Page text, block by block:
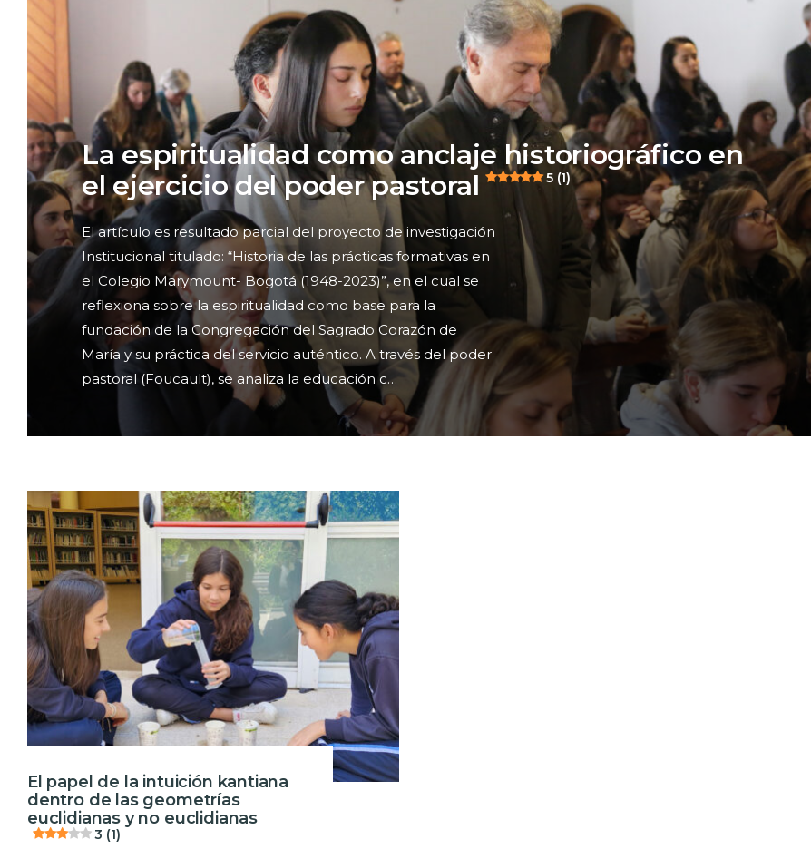
La espiritualidad como anclaje historiográfico en
el ejercicio del poder pastoral
5 (1)
El artículo es resultado parcial del proyecto de investigación
Institucional titulado: “Historia de las prácticas formativas en
el Colegio Marymount- Bogotá (1948-2023)”, en el cual se
reflexiona sobre la espiritualidad como base para la
fundación de la Congregación del Sagrado Corazón de
María y su práctica del servicio auténtico. A través del poder
pastoral (Foucault), se analiza la educación c…
El papel de la intuición kantiana
dentro de las geometrías
euclidianas y no euclidianas
3 (1)